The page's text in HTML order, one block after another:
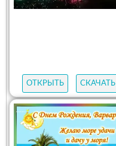
ОТКРЫТЬ СКАЧАТЬ